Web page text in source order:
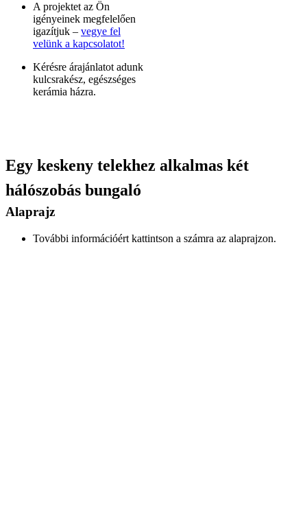
A projektet az Ön
igényeinek megfelelően
igazítjuk – vegye fel
velünk a kapcsolatot!
Kérésre árajánlatot adunk
kulcsrakész, egészséges
kerámia házra.
Egy keskeny telekhez alkalmas két
hálószobás bungaló
Alaprajz
További információért kattintson a számra az alaprajzon.